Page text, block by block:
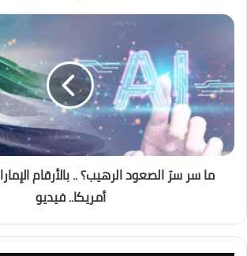
ما سر سرّ الصعود الرهيب؟ .. بالأرقام
أمريكا.. فيديو